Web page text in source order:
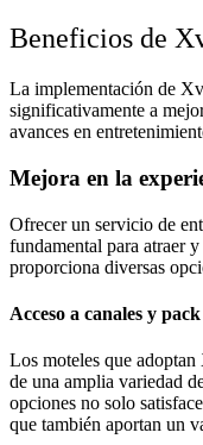
Beneficios de
La implementación de
significativamente a
avances en
Mejora en la
Ofrecer un servicio de
fundamental para atraer
proporciona diversas
Acceso a canales y
Los moteles que
de una amplia variedad
opciones no solo
que también aportan un